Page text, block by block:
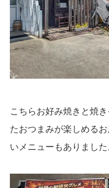
こちらお好み焼きと焼
たおつまみが楽しめる
いメニューもありました